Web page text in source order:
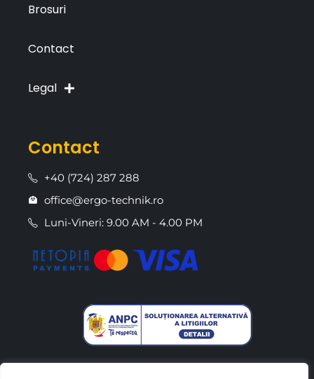
Brosuri
Contact
Legal
Contact
+40 (724) 287 288
office@ergo-technik.ro
Luni-Vineri: 9.00 AM - 4.00 PM